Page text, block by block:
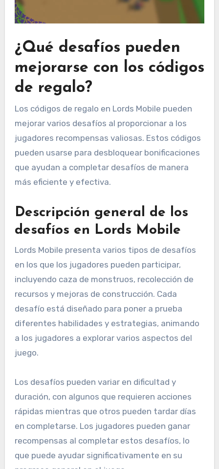
¿Qué desafíos pueden
mejorarse con los códigos
de regalo?
Los códigos de regalo en Lords Mobile pueden
mejorar varios desafíos al proporcionar a los
jugadores recompensas valiosas. Estos códigos
pueden usarse para desbloquear bonificaciones
que ayudan a completar desafíos de manera
más eficiente y efectiva.
Descripción general de los
desafíos en Lords Mobile
Lords Mobile presenta varios tipos de desafíos
en los que los jugadores pueden participar,
incluyendo caza de monstruos, recolección de
recursos y mejoras de construcción. Cada
desafío está diseñado para poner a prueba
diferentes habilidades y estrategias, animando
a los jugadores a explorar varios aspectos del
juego.
Los desafíos pueden variar en dificultad y
duración, con algunos que requieren acciones
rápidas mientras que otros pueden tardar días
en completarse. Los jugadores pueden ganar
recompensas al completar estos desafíos, lo
que puede ayudar significativamente en su